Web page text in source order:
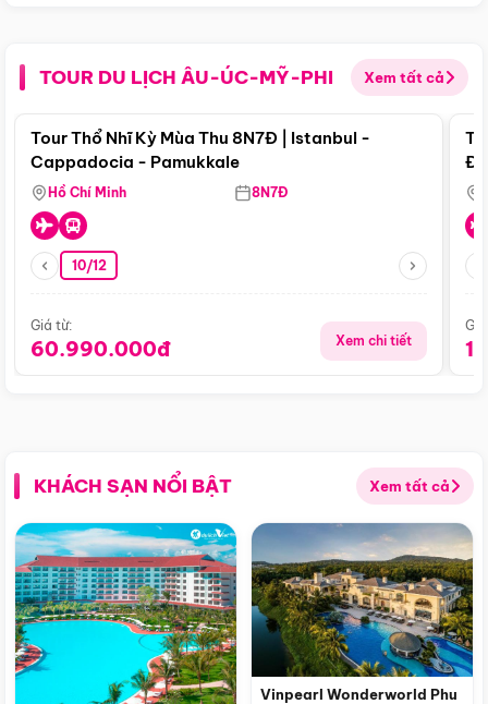
TOUR DU LỊCH ÂU-ÚC-MỸ-PHI Xem tất cả
Điểm nổi bật
Tour Thổ Nhĩ Kỳ Mùa Thu 8N7Đ | Istanbul -
Cappadocia - Pamukkale
Hồ Chí Minh 8N7Đ
10/12
Giá từ:
60.990.000đ Xem chi tiết
KHÁCH SẠN NỔI BẬT Xem tất cả
Vinpearl Wonderworld Phu